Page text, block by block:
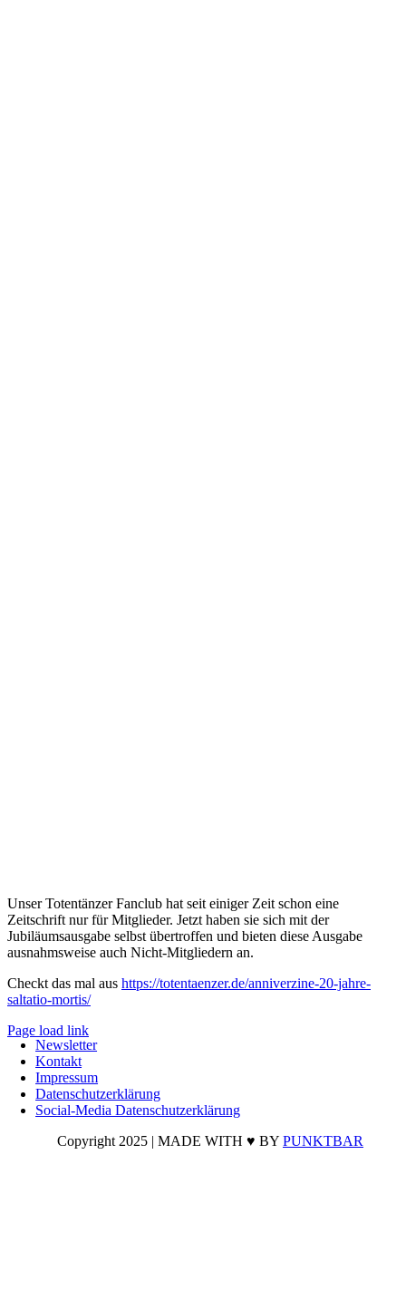
Unser Totentänzer Fanclub hat seit einiger Zeit schon eine
Zeitschrift nur für Mitglieder. Jetzt haben sie sich mit der
Jubiläumsausgabe selbst übertroffen und bieten diese Ausgabe
ausnahmsweise auch Nicht-Mitgliedern an.
Checkt das mal aus https://totentaenzer.de/anniverzine-20-jahre-
saltatio-mortis/
Newsletter
Kontakt
Impressum
Datenschutzerklärung
Social-Media Datenschutzerklärung
Copyright 2025 | MADE WITH ♥ BY PUNKTBAR
Page load link
Nach
oben